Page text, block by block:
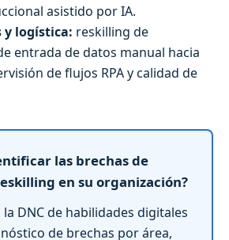
asistido por IA.
y logística: reskilling de
entrada de datos manual hacia
de flujos RPA y calidad de
las brechas de
en su organización?
la DNC de habilidades digitales
de brechas por área,